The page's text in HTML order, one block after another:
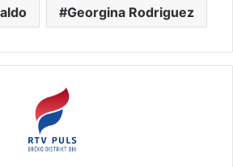
Georgina Rodriguez